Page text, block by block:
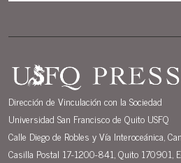
Dirección de Vinculación con la Sociedad
Universidad San Francisco de Quito USFQ
Calle Diego de Robles y Vía Interoceánica,
Casilla Postal 17-1200-841, Quito 170901,